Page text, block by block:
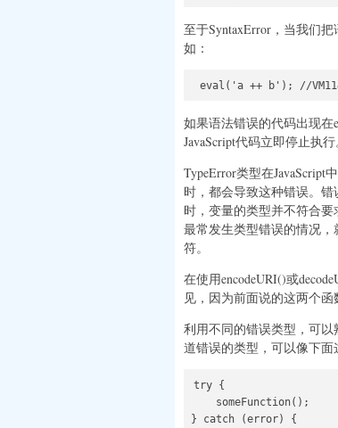
至于SyntaxError，当我们
如：
eval('a ++ b'); //
如果语法错误的代码出现
JavaScript代码立即停止执行
TypeError类型在
时，都会导致这种错误。
时，变量的类型并不符合要
最常发生类型错误的情况
符。
在使用encodeURI()或
见，因为前面说的这两个函
利用不同的错误类型，可
道错误的类型，可以像下面
try {
    someFunction();
} catch (error) {